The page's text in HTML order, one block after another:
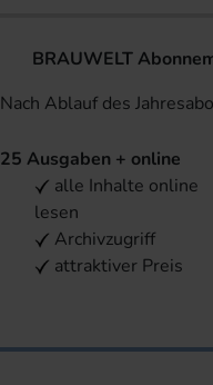
BRAUWELT
Nach Ablauf des
25 Ausgaben + online
alle Inhalte online
lesen
Archivzugriff
attraktiver Preis